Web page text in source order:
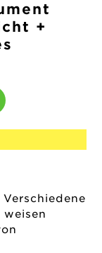
+
Verschiedene